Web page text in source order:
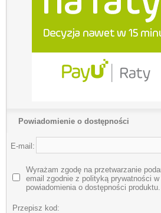
Powiadomienie o dostępności
E-mail:
Wyrażam zgodę na przetwarzanie
email zgodnie z polityką prywatności w
powiadomienia o dostępności produktu.
Przepisz kod: